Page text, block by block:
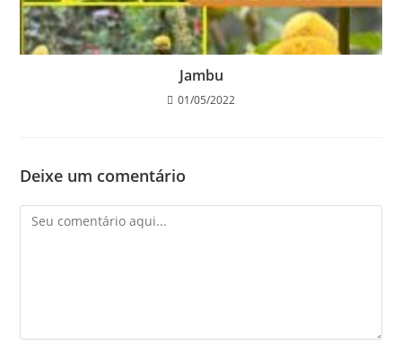
Jambu
01/05/2022
Deixe um comentário
Comentário